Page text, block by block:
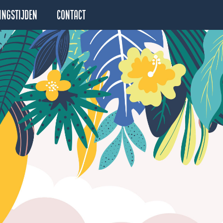
Contact